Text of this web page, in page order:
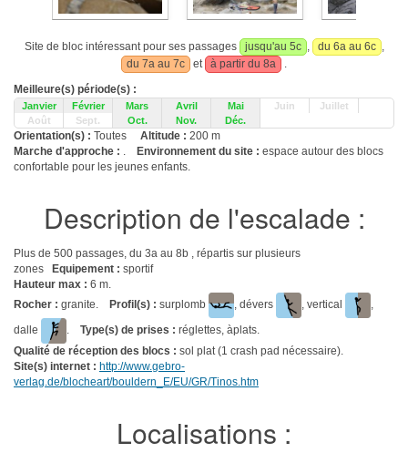
Site de bloc intéressant pour ses passages jusqu'au 5c , du 6a au 6c ,
du 7a au 7c
et à partir du 8a
.
Meilleure(s) période(s) :
Janvier Février Mars Avril Mai Juin
Juillet
Août
Sept. Oct. Nov. Déc.
Orientation(s) : Toutes Altitude : 200 m
Marche d'approche : . Environnement du site : espace autour des blocs
confortable pour les jeunes enfants.
Description de l'escalade :
Plus de 500 passages, du 3a au 8b , répartis sur plusieurs
zones
Equipement : sportif
Hauteur max : 6 m.
Rocher : granite. Profil(s) : surplomb , dévers , vertical
,
dalle
. Type(s) de prises : réglettes, àplats.
Qualité de réception des blocs : sol plat (1 crash pad nécessaire).
Site(s) internet : http://www.gebro-
verlag.de/blocheart/bouldern_E/EU/GR/Tinos.htm
Localisations :